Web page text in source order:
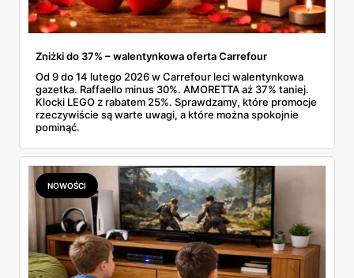
się usprawniać również swoje usługi informatyczne,
Zniżki do 37% – walentynkowa oferta Carrefour
Od 9 do 14 lutego 2026 w Carrefour leci walentynkowa
gazetka. Raffaello minus 30%. AMORETTA aż 37% taniej.
Klocki LEGO z rabatem 25%. Sprawdzamy, które promocje
rzeczywiście są warte uwagi, a które można spokojnie
pominąć.
NOWOŚCI